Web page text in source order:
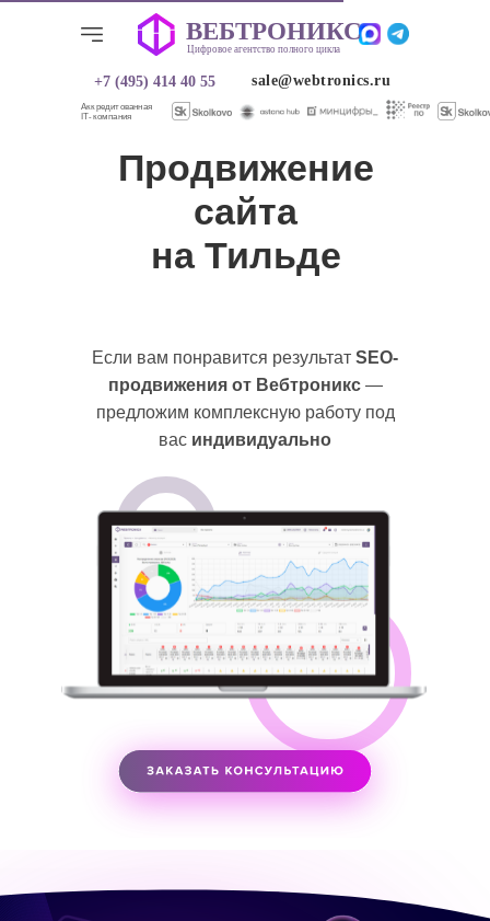
sale@webtronics.ru
+7 (495) 414 40 55
Кейсы
О нас
Услуги
Цифровое агентство полного цикла
ВЕБТРОНИКС
Аккредитованная
IT-компания
Услуги
О нас Кейсы
sale@webtronics.ru
+7 (495) 414 40 55
Цифровое агентство полного цикла
ВЕБТРОНИКС
Если вам понравится результат SEO-
продвижения от Вебтроникс—
предложим комплексную работу под
вас индивидуально
Продвижение
сайта
на Тильде